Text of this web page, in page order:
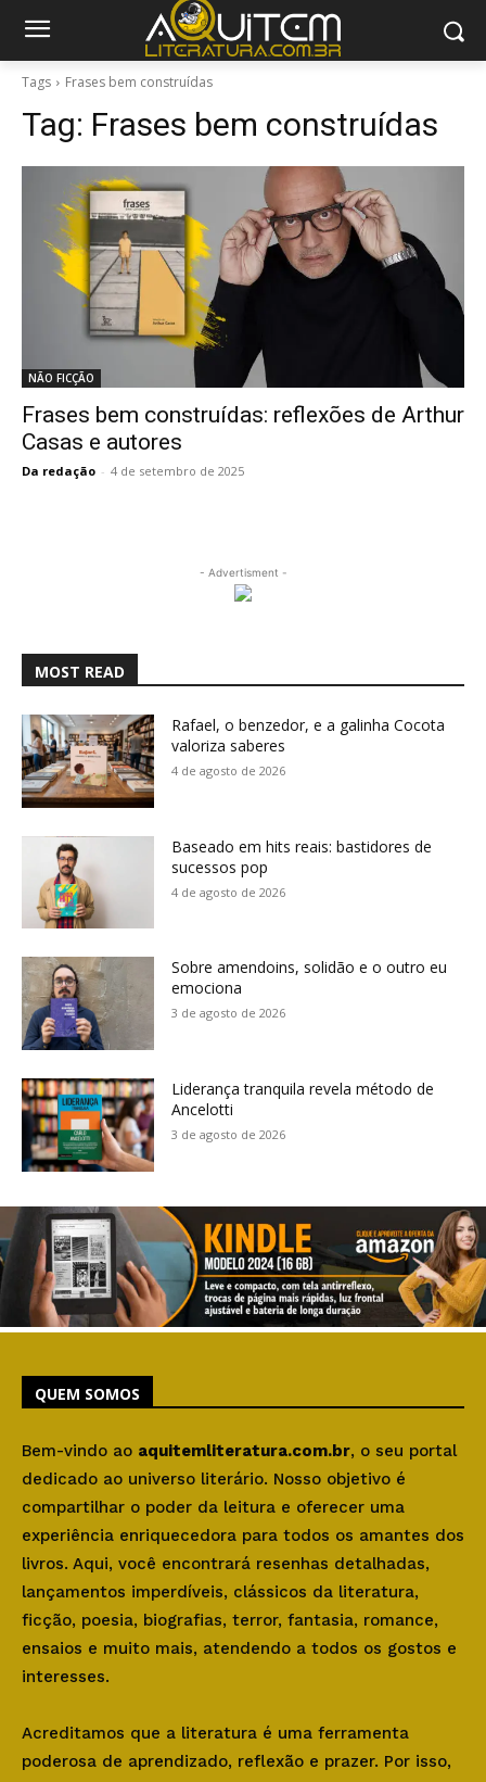
Tags Frases bem construídas
Tag: Frases bem construídas
NÃO FICÇÃO
Frases bem construídas: reflexões de Arthur
Casas e autores
Da redação - 4 de setembro de 2025
- Advertisment -
MOST READ
Rafael, o benzedor, e a galinha Cocota
valoriza saberes
4 de agosto de 2026
Baseado em hits reais: bastidores de
sucessos pop
4 de agosto de 2026
Sobre amendoins, solidão e o outro eu
emociona
3 de agosto de 2026
Liderança tranquila revela método de
Ancelotti
3 de agosto de 2026
QUEM SOMOS
Bem-vindo ao aquitemliteratura.com.br, o seu portal
dedicado ao universo literário. Nosso objetivo é
compartilhar o poder da leitura e oferecer uma
experiência enriquecedora para todos os amantes dos
livros. Aqui, você encontrará resenhas detalhadas,
lançamentos imperdíveis, clássicos da literatura,
ficção, poesia, biografias, terror, fantasia, romance,
ensaios e muito mais, atendendo a todos os gostos e
interesses.
Acreditamos que a literatura é uma ferramenta
poderosa de aprendizado, reflexão e prazer. Por isso,